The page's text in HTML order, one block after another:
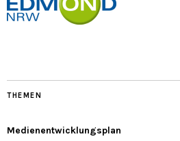
THEMEN
Medienentwicklungsplan